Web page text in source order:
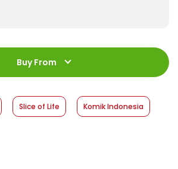
:
978-602-480-833-4
168 halaman
:
13,2 x 20
14 May 2025
Softcover
Buy From
Slice of Life Komik Indonesia